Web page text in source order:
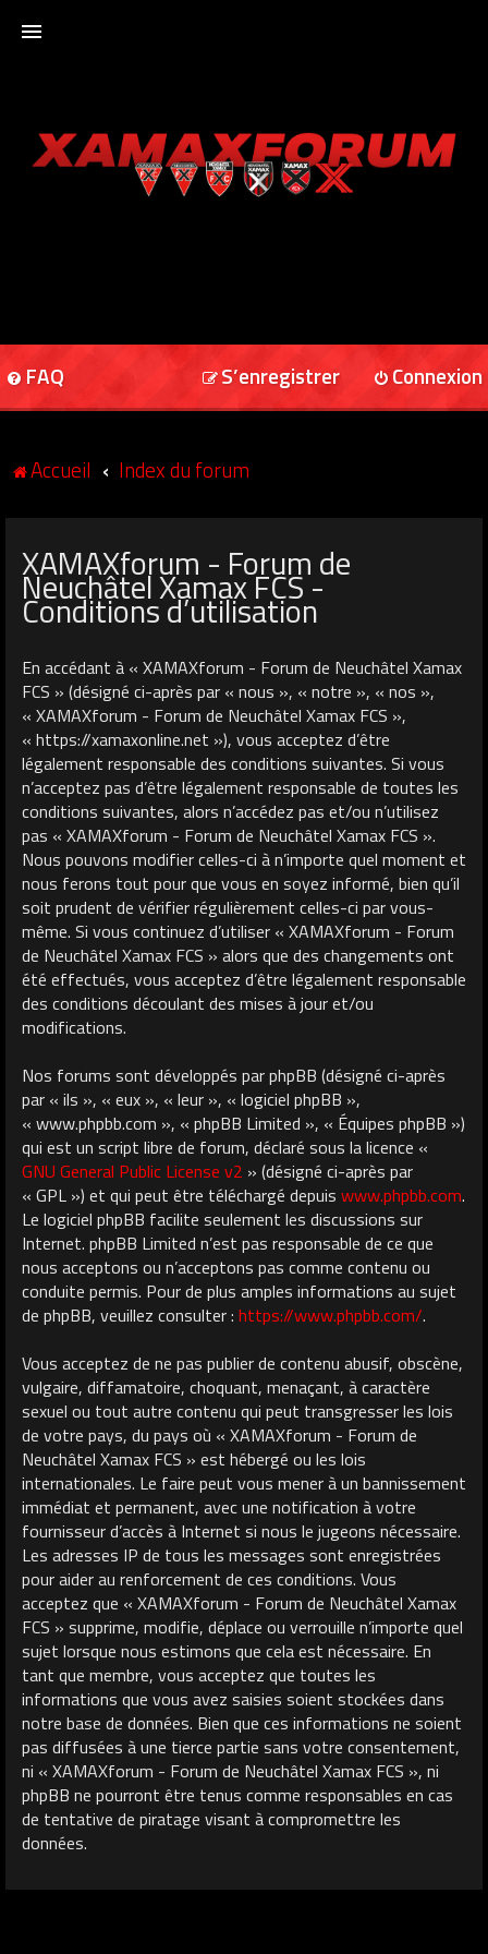
XAMAXFORUM
FAQ Connexion
S’enregistrer
Accueil Index du forum
XAMAXforum - Forum de
Neuchâtel Xamax FCS -
Conditions d’utilisation
En accédant à « XAMAXforum - Forum de Neuchâtel Xamax
FCS » (désigné ci-après par « nous », « notre », « nos »,
« XAMAXforum - Forum de Neuchâtel Xamax FCS »,
« https://xamaxonline.net »), vous acceptez d’être
légalement responsable des conditions suivantes. Si vous
n’acceptez pas d’être légalement responsable de toutes les
conditions suivantes, alors n’accédez pas et/ou n’utilisez
pas « XAMAXforum - Forum de Neuchâtel Xamax FCS ».
Nous pouvons modifier celles-ci à n’importe quel moment et
nous ferons tout pour que vous en soyez informé, bien qu’il
soit prudent de vérifier régulièrement celles-ci par vous-
même. Si vous continuez d’utiliser « XAMAXforum - Forum
de Neuchâtel Xamax FCS » alors que des changements ont
été effectués, vous acceptez d’être légalement responsable
des conditions découlant des mises à jour et/ou
modifications.
Nos forums sont développés par phpBB (désigné ci-après
par « ils », « eux », « leur », « logiciel phpBB »,
« www.phpbb.com », « phpBB Limited », « Équipes phpBB »)
qui est un script libre de forum, déclaré sous la licence «
GNU General Public License v2 » (désigné ci-après par
« GPL ») et qui peut être téléchargé depuis www.phpbb.com.
Le logiciel phpBB facilite seulement les discussions sur
Internet. phpBB Limited n’est pas responsable de ce que
nous acceptons ou n’acceptons pas comme contenu ou
conduite permis. Pour de plus amples informations au sujet
de phpBB, veuillez consulter : https://www.phpbb.com/.
Vous acceptez de ne pas publier de contenu abusif, obscène,
vulgaire, diffamatoire, choquant, menaçant, à caractère
sexuel ou tout autre contenu qui peut transgresser les lois
de votre pays, du pays où « XAMAXforum - Forum de
Neuchâtel Xamax FCS » est hébergé ou les lois
internationales. Le faire peut vous mener à un bannissement
immédiat et permanent, avec une notification à votre
fournisseur d’accès à Internet si nous le jugeons nécessaire.
Les adresses IP de tous les messages sont enregistrées
pour aider au renforcement de ces conditions. Vous
acceptez que « XAMAXforum - Forum de Neuchâtel Xamax
FCS » supprime, modifie, déplace ou verrouille n’importe quel
sujet lorsque nous estimons que cela est nécessaire. En
tant que membre, vous acceptez que toutes les
informations que vous avez saisies soient stockées dans
notre base de données. Bien que ces informations ne soient
pas diffusées à une tierce partie sans votre consentement,
ni « XAMAXforum - Forum de Neuchâtel Xamax FCS », ni
phpBB ne pourront être tenus comme responsables en cas
de tentative de piratage visant à compromettre les
données.